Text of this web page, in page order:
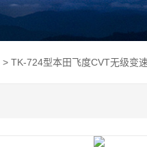
> TK-724型本田飞度CVT无级变